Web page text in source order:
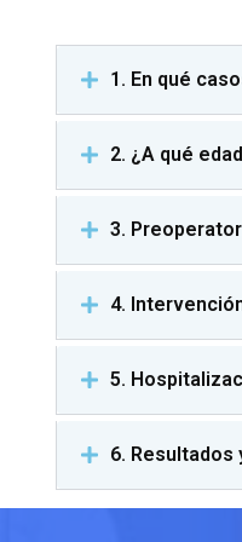
1. En qué
2. ¿A qué
3.
4.
5.
6. Resultados